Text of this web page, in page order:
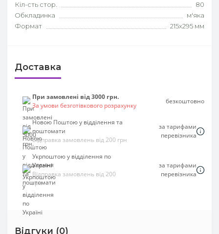
Кіл-сть стор.
80
Обкладинка
м'яка
Формат
215х295 мм
Доставка
При замовлені від 3000 грн.
За умови безготівкового розрахунку
безкоштовно
Новою Поштою у відділення та
поштомати
Відправка замовлень від 200 грн
за тарифами
перевізника
Укрпоштою у відділення по
Україні
Відправка замовлень від 200
грн
за тарифами
перевізника
Відгуки (0)